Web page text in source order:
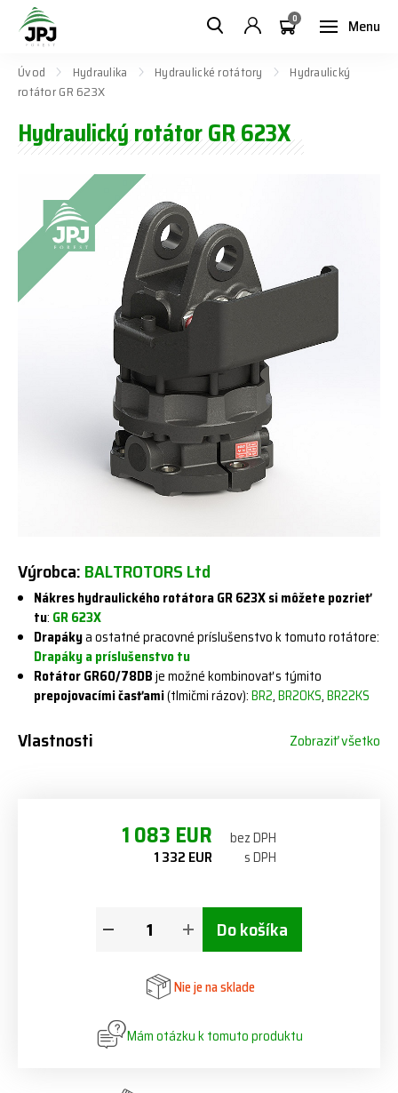
Menu
0
Úvod Hydraulika Hydraulické rotátory
Hydraulický
rotátor GR 623X
Hydraulický rotátor GR 623X
Výrobca:BALTROTORS Ltd
Nákres hydraulického rotátora GR 623X si môžete pozrieť
tu: GR 623X
Drapákya ostatné pracovné príslušenstvo k tomuto rotátore:
Drapáky a príslušenstvo tu
Rotátor GR60/78DBje možné kombinovať s týmito
prepojovacími časťami(tlmičmi rázov):BR2,BR20KS,BR22KS
Vlastnosti Zobraziť všetko
1 083 EUR bez DPH
1 332 EUR s DPH
Do košíka
Nie je na sklade
Mám otázku k tomuto produktu